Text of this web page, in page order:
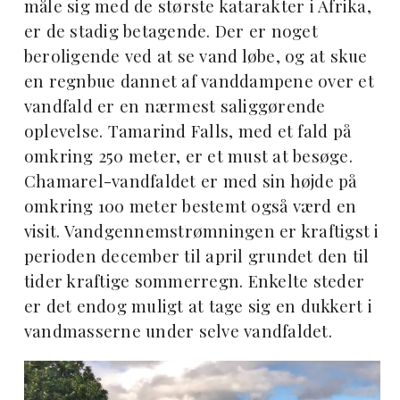
måle sig med de største katarakter i Afrika,
er de stadig betagende. Der er noget
beroligende ved at se vand løbe, og at skue
en regnbue dannet af vanddampene over et
vandfald er en nærmest saliggørende
oplevelse. Tamarind Falls, med et fald på
omkring 250 meter, er et must at besøge.
Chamarel-vandfaldet er med sin højde på
omkring 100 meter bestemt også værd en
visit. Vandgennemstrømningen er kraftigst i
perioden december til april grundet den til
tider kraftige sommerregn. Enkelte steder
er det endog muligt at tage sig en dukkert i
vandmasserne under selve vandfaldet.